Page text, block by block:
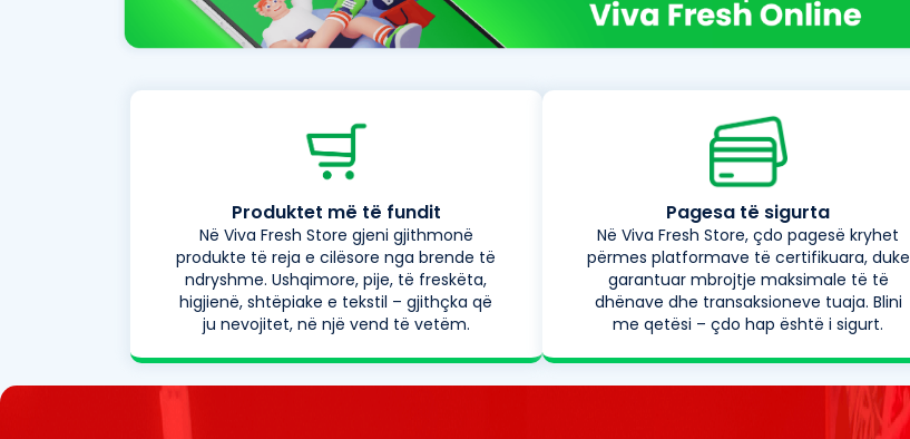
Produktet më të fundit
Në Viva Fresh Store gjeni gjithmonë
produkte të reja e cilësore nga brende të
ndryshme. Ushqimore, pije, të freskëta,
higjienë, shtëpiake e tekstil – gjithçka që
ju nevojitet, në një vend të vetëm.
Pagesa të sigurta
Në Viva Fresh Store, çdo pagesë kryhet
përmes platformave të certifikuara, duke
garantuar mbrojtje maksimale të të
dhënave dhe transaksioneve tuaja. Blini
me qetësi – çdo hap është i sigurt.